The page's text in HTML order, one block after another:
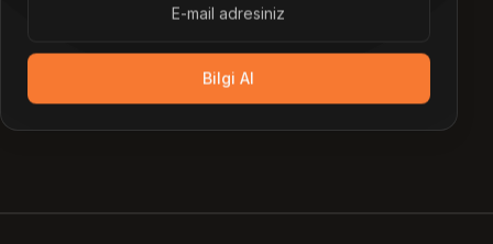
Bilgi Al